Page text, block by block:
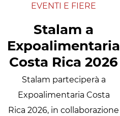
EVENTI E FIERE
Stalam a
Expoalimentaria
Costa Rica 2026
Stalam parteciperà a
Expoalimentaria Costa
Rica 2026, in collaborazione